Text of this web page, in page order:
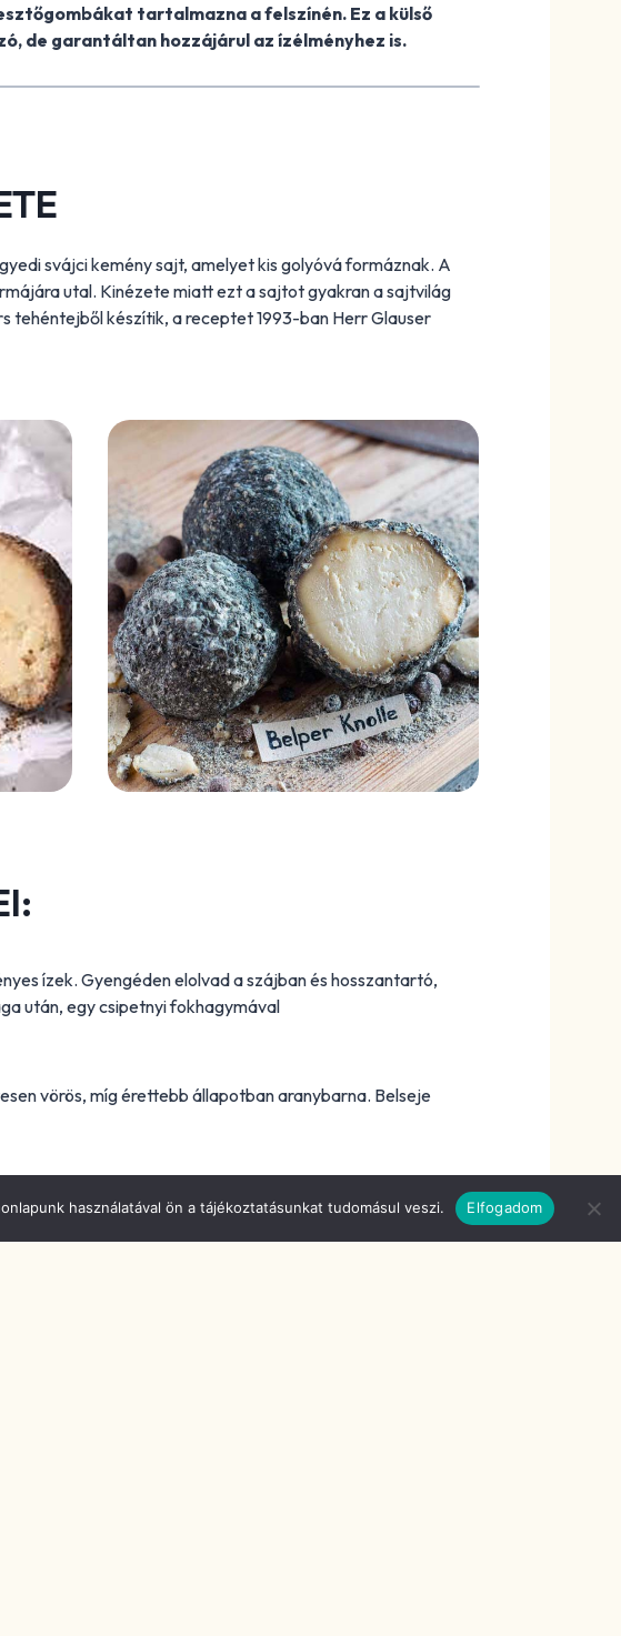
tartalmazna a felszínén. Ez a külső
de garantáltan hozzájárul az ízélményhez is.
svájci kemény sajt, amelyet kis golyóvá formáznak. A
utal. Kinézete miatt ezt a sajtot gyakran a sajtvilág
tehéntejből készítik, a receptet 1993-ban Herr Glauser
ízek. Gyengéden elolvad a szájban és hosszantartó,
után, egy csipetnyi fokhagymával
vörös, míg érettebb állapotban aranybarna. Belseje
használatával ön a tájékoztatásunkat tudomásul veszi. Elfogadom